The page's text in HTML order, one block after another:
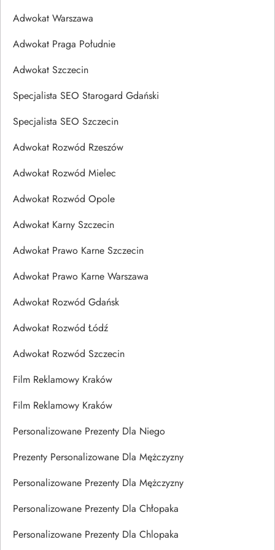
Adwokat Warszawa
Adwokat Praga Południe
Adwokat Szczecin
Specjalista SEO Starogard Gdański
Specjalista SEO Szczecin
Adwokat Rozwód Rzeszów
Adwokat Rozwód Mielec
Adwokat Rozwód Opole
Adwokat Karny Szczecin
Adwokat Prawo Karne Szczecin
Adwokat Prawo Karne Warszawa
Adwokat Rozwód Gdańsk
Adwokat Rozwód Łódź
Adwokat Rozwód Szczecin
Film Reklamowy Kraków
Film Reklamowy Kraków
Personalizowane Prezenty Dla Niego
Prezenty Personalizowane Dla Mężczyzny
Personalizowane Prezenty Dla Mężczyzny
Personalizowane Prezenty Dla Chłopaka
Personalizowane Prezenty Dla Chlopaka